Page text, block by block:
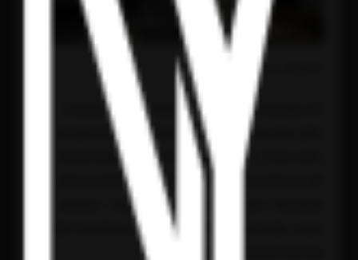
וילה בת שמונה חדרים על מגרש של דונם וחצי, ברחוב ללא מוצא בלב
היישוב, נמכרה אצלנו בתוך אחד עשר יום מבלי שפורסמה אי פעם בלוח
כלשהו. במקביל, נכס דומה כמעט בגודלו שיצא לשוק הפתוח עם שלט
למכירה וצילומי פנים בכל פלטפורמה, ישב כשמונה חודשים וירד שלוש
פעמים במחיר. ההבדל בין שתי העסקאות הוא לא המזל – הוא שיטת
העבודה. בשורות הבאות אנו פורסים את הדינמיקה הפנימית של היישוב,